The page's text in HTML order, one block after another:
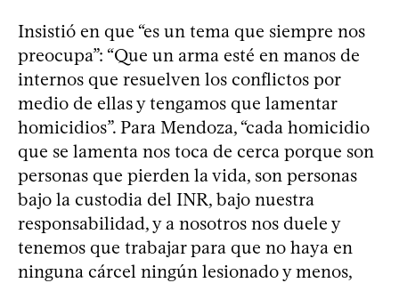
Insistió en que “es un tema que siempre nos
preocupa”: “Que un arma esté en manos de
internos que resuelven los conflictos por
medio de ellas y tengamos que lamentar
homicidios”. Para Mendoza, “cada homicidio
que se lamenta nos toca de cerca porque son
personas que pierden la vida, son personas
bajo la custodia del INR, bajo nuestra
responsabilidad, y a nosotros nos duele y
tenemos que trabajar para que no haya en
ninguna cárcel ningún lesionado y menos,